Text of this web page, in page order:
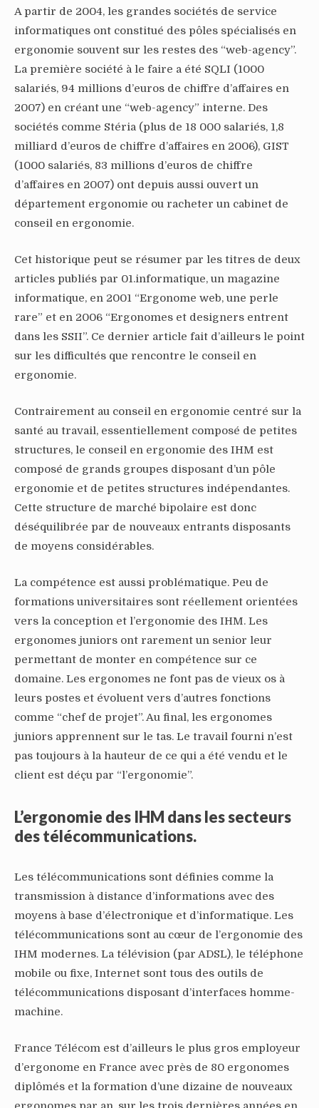
A partir de 2004, les grandes sociétés de service
informatiques ont constitué des pôles spécialisés en
ergonomie souvent sur les restes des “web-agency”.
La première société à le faire a été SQLI (1000
salariés, 94 millions d’euros de chiffre d’affaires en
2007) en créant une “web-agency” interne. Des
sociétés comme Stéria (plus de 18 000 salariés, 1,8
milliard d’euros de chiffre d’affaires en 2006), GIST
(1000 salariés, 83 millions d’euros de chiffre
d’affaires en 2007) ont depuis aussi ouvert un
département ergonomie ou racheter un cabinet de
conseil en ergonomie.
Cet historique peut se résumer par les titres de deux
articles publiés par 01.informatique, un magazine
informatique, en 2001 “Ergonome web, une perle
rare” et en 2006 “Ergonomes et designers entrent
dans les SSII”. Ce dernier article fait d’ailleurs le point
sur les difficultés que rencontre le conseil en
ergonomie.
Contrairement au conseil en ergonomie centré sur la
santé au travail, essentiellement composé de petites
structures, le conseil en ergonomie des IHM est
composé de grands groupes disposant d’un pôle
ergonomie et de petites structures indépendantes.
Cette structure de marché bipolaire est donc
déséquilibrée par de nouveaux entrants disposants
de moyens considérables.
La compétence est aussi problématique. Peu de
formations universitaires sont réellement orientées
vers la conception et l’ergonomie des IHM. Les
ergonomes juniors ont rarement un senior leur
permettant de monter en compétence sur ce
domaine. Les ergonomes ne font pas de vieux os à
leurs postes et évoluent vers d’autres fonctions
comme “chef de projet”. Au final, les ergonomes
juniors apprennent sur le tas. Le travail fourni n’est
pas toujours à la hauteur de ce qui a été vendu et le
client est déçu par “l’ergonomie”.
L’ergonomie des IHM dans les secteurs
des télécommunications.
Les télécommunications sont définies comme la
transmission à distance d’informations avec des
moyens à base d’électronique et d’informatique. Les
télécommunications sont au cœur de l’ergonomie des
IHM modernes. La télévision (par ADSL), le téléphone
mobile ou fixe, Internet sont tous des outils de
télécommunications disposant d’interfaces homme-
machine.
France Télécom est d’ailleurs le plus gros employeur
d’ergonome en France avec près de 80 ergonomes
diplômés et la formation d’une dizaine de nouveaux